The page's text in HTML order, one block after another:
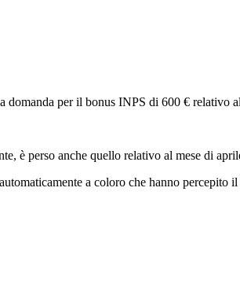
per il bonus INPS di 600 € relativo
è perso anche quello relativo al mese di
a coloro che hanno